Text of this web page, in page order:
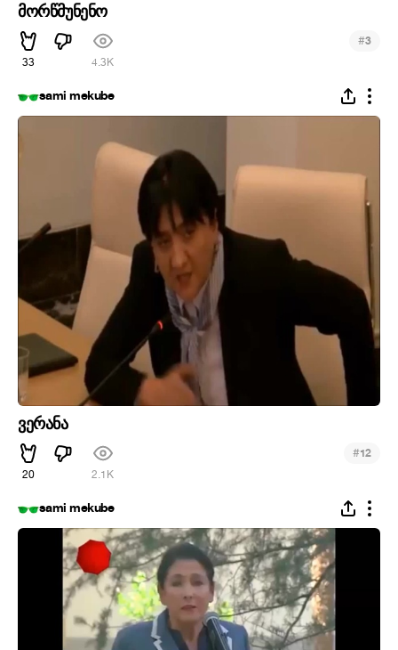
მორწმუნენო
33 4.3K
#3
sami mekube
ვერანა
20 2.1K
#12
sami mekube